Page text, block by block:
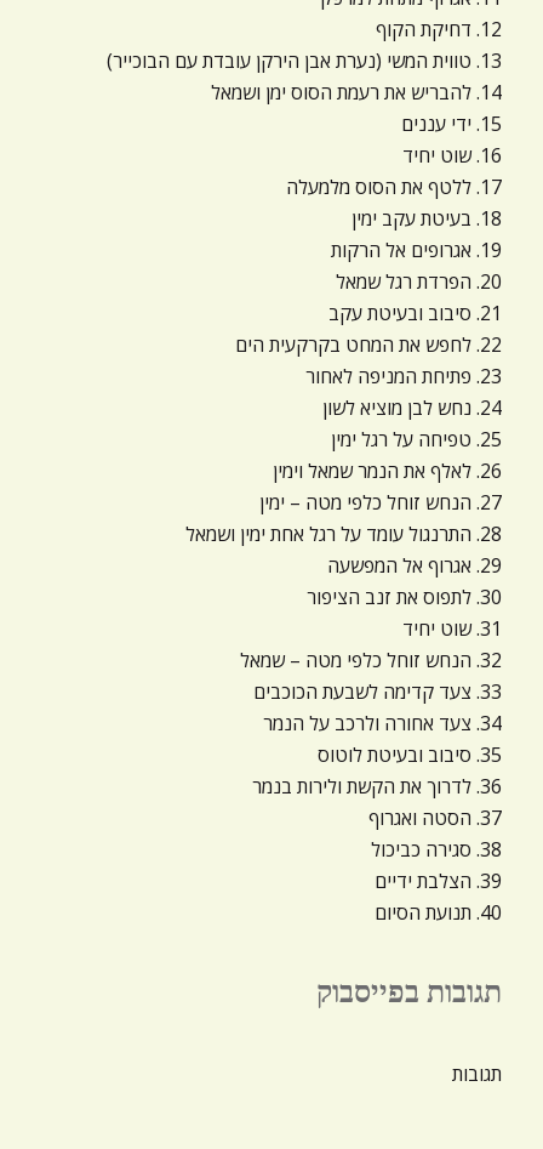
12. דחיקת הקוף
13. טווית המשי (נערת אבן הירקן עובדת עם הבוכייר)
14. להבריש את רעמת הסוס ימן ושמאל
15. ידי עננים
16. שוט יחיד
17. ללטף את הסוס מלמעלה
18. בעיטת עקב ימין
19. אגרופים אל הרקות
20. הפרדת רגל שמאל
21. סיבוב ובעיטת עקב
22. לחפש את המחט בקרקעית הים
23. פתיחת המניפה לאחור
24. נחש לבן מוציא לשון
25. טפיחה על רגל ימין
26. לאלף את הנמר שמאל וימין
27. הנחש זוחל כלפי מטה – ימין
28. התרנגול עומד על רגל אחת ימין ושמאל
29. אגרוף אל המפשעה
30. לתפוס את זנב הציפור
31. שוט יחיד
32. הנחש זוחל כלפי מטה – שמאל
33. צעד קדימה לשבעת הכוכבים
34. צעד אחורה ולרכב על הנמר
35. סיבוב ובעיטת לוטוס
36. לדרוך את הקשת ולירות בנמר
37. הסטה ואגרוף
38. סגירה כביכול
39. הצלבת ידיים
40. תנועת הסיום
תגובות בפייסבוק
תגובות